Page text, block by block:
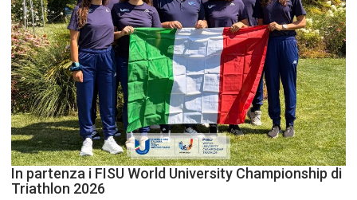
In partenza i FISU World University Championship di
Triathlon 2026